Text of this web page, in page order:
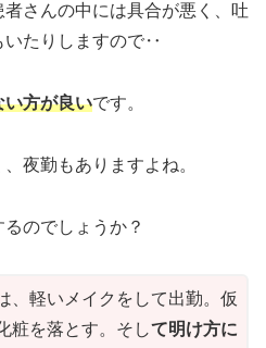
者さんの中には具合が悪く、吐
いたりしますので‥
い方が良いです。
夜勤もありますよね。
るのでしょうか？
、軽いメイクをして出勤。仮
粧を落とす。そして明け方に